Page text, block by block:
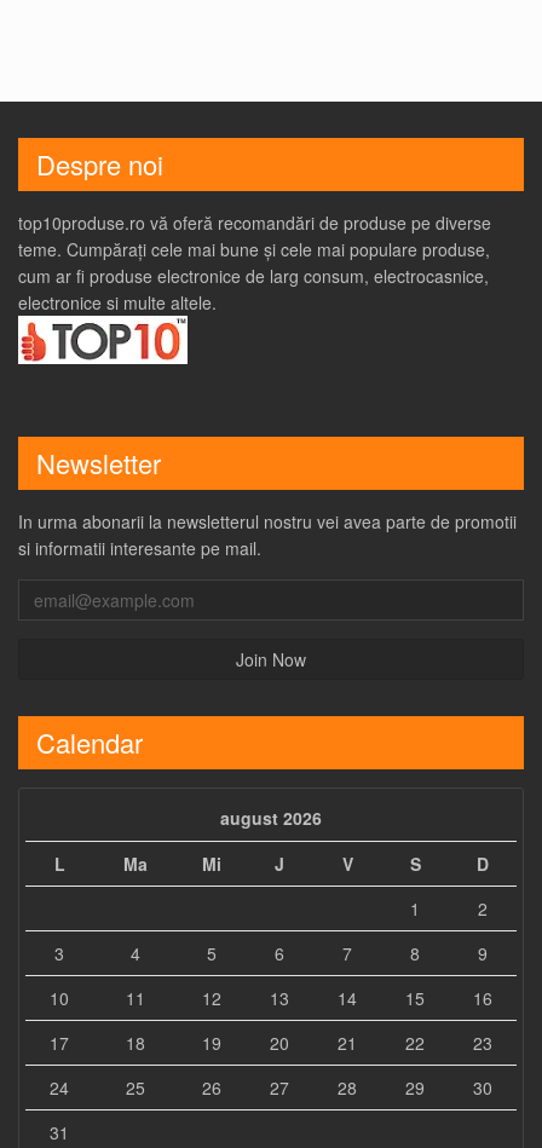
Despre noi
top10produse.ro vă oferă recomandări de produse pe diverse
teme. Cumpărați cele mai bune și cele mai populare produse,
cum ar fi produse electronice de larg consum, electrocasnice,
electronice si multe altele.
Newsletter
In urma abonarii la newsletterul nostru vei avea parte de promotii
si informatii interesante pe mail.
Calendar
august 2026
L
Ma Mi J V S
D
1
2
3
4 5 6 7 8
9
10
11 12 13 14 15
16
17
18 19 20 21 22
23
24
25 26 27 28 29
30
31